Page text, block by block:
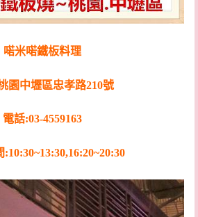
喏米喏鐵板料理
園中壢區忠孝路210號
電話:03-4559163